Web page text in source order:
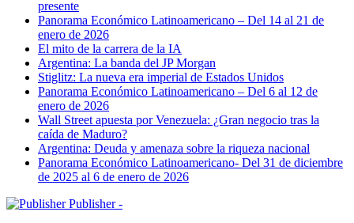
presente
Panorama Económico Latinoamericano – Del 14 al 21 de
enero de 2026
El mito de la carrera de la IA
Argentina: La banda del JP Morgan
Stiglitz: La nueva era imperial de Estados Unidos
Panorama Económico Latinoamericano – Del 6 al 12 de
enero de 2026
Wall Street apuesta por Venezuela: ¿Gran negocio tras la
caída de Maduro?
Argentina: Deuda y amenaza sobre la riqueza nacional
Panorama Económico Latinoamericano- Del 31 de diciembre
de 2025 al 6 de enero de 2026
Publisher -